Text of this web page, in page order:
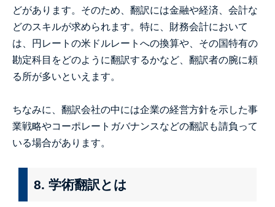
どがあります。そのため、翻訳には金融や経済、会計な
どのスキルが求められます。特に、財務会計において
は、円レートの米ドルレートへの換算や、その国特有の
勘定科目をどのように翻訳するかなど、翻訳者の腕に頼
る所が多いといえます。
ちなみに、翻訳会社の中には企業の経営方針を示した事
業戦略やコーポレートガバナンスなどの翻訳も請負って
いる場合があります。
8. 学術翻訳とは